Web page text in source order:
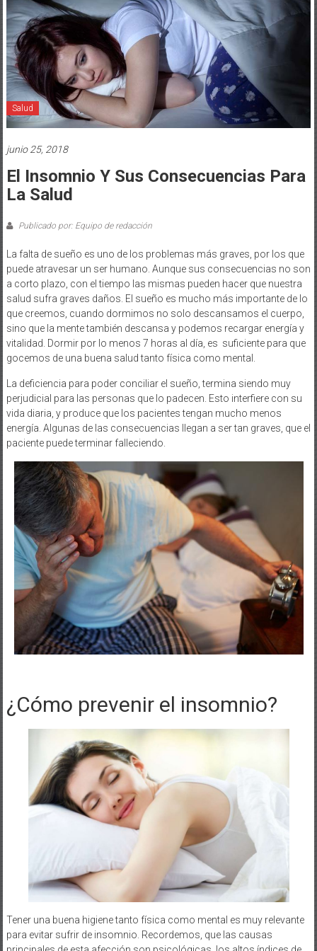
Salud
junio 25, 2018
El Insomnio Y Sus Consecuencias Para
La Salud
Publicado por: Equipo de redacción
La falta de sueño es uno de los problemas más graves, por los que
puede atravesar un ser humano. Aunque sus consecuencias no son
a corto plazo, con el tiempo las mismas pueden hacer que nuestra
salud sufra graves daños. El sueño es mucho más importante de lo
que creemos, cuando dormimos no solo descansamos el cuerpo,
sino que la mente también descansa y podemos recargar energía y
vitalidad. Dormir por lo menos 7 horas al día, es suficiente para que
gocemos de una buena salud tanto física como mental.
La deficiencia para poder conciliar el sueño, termina siendo muy
perjudicial para las personas que lo padecen. Esto interfiere con su
vida diaria, y produce que los pacientes tengan mucho menos
energía. Algunas de las consecuencias llegan a ser tan graves, que el
paciente puede terminar falleciendo.
¿Cómo prevenir el insomnio?
Tener una buena higiene tanto física como mental es muy relevante
para evitar sufrir de insomnio. Recordemos, que las causas